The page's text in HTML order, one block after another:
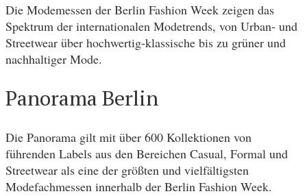
Die Modemessen der Berlin Fashion Week zeigen das
Spektrum der internationalen Modetrends, von Urban- und
Streetwear über hochwertig-klassische bis zu grüner und
nachhaltiger Mode.
Panorama Berlin
Die Panorama gilt mit über 600 Kollektionen von
führenden Labels aus den Bereichen Casual, Formal und
Streetwear als eine der größten und vielfältigsten
Modefachmessen innerhalb der Berlin Fashion Week.